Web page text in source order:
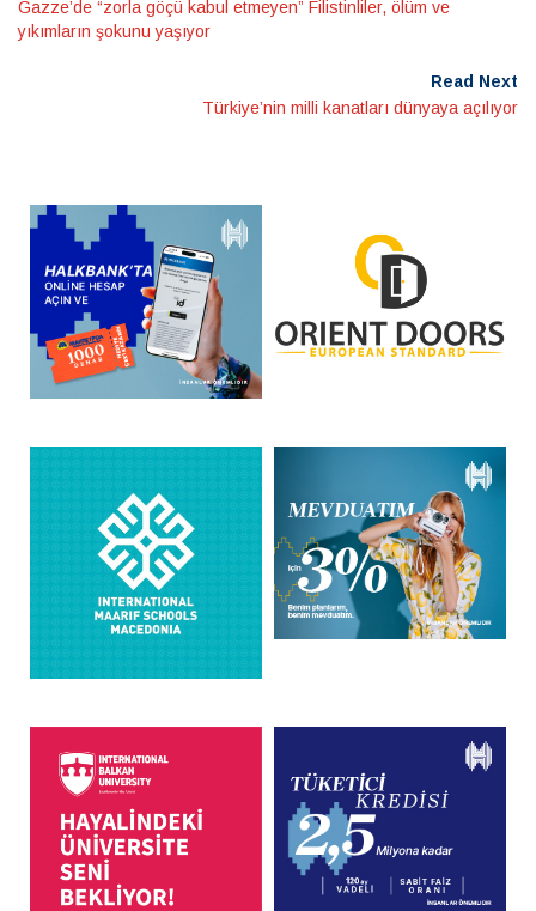
Gazze’de “zorla göçü kabul etmeyen” Filistinliler, ölüm ve
yıkımların şokunu yaşıyor
Read Next
Türkiye’nin milli kanatları dünyaya açılıyor